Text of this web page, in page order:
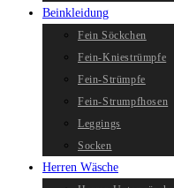
Beinkleidung
Fein Söckchen
Fein-Kniestrümpfe
Fein-Strümpfe
Fein-Strumpfhosen
Leggings
Socken
Herren Wäsche